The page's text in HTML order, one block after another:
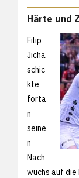
Härte und
Filip
Jicha
schic
kte
forta
n
seine
n
Nach
wuchs auf